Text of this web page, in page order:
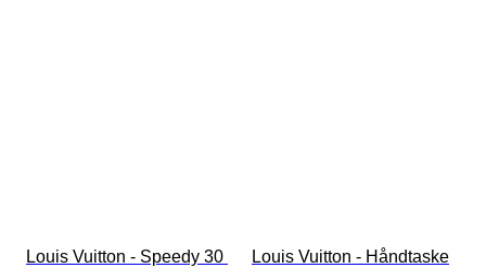
Louis Vuitton - Speedy 30
Louis Vuitton - Håndtaske